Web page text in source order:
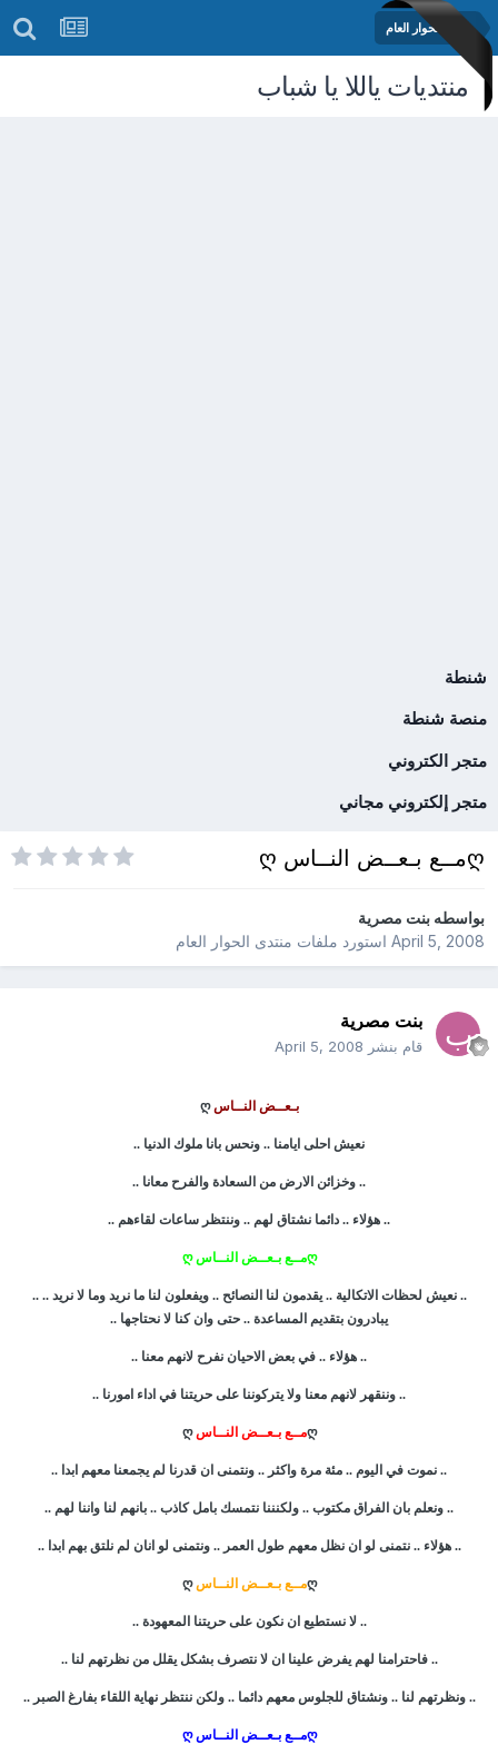
منتدى الحوار العام
منتديات ياللا يا شباب
شنطة
منصة شنطة
متجر الكتروني
متجر إلكتروني مجاني
ღمــع بـعــض النــاس ღ
بواسطهبنت مصرية
April 5, 2008استورد ملفات منتدى الحوار العام
بنت مصرية
قام بنشر April 5, 2008
بـعــض النــاسღ
نعيش احلى ايامنا .. ونحس بانا ملوك الدنيا ..
.. وخزائن الارض من السعادة والفرح معانا ..
.. هؤلاء .. دائما نشتاق لهم .. وننتظر ساعات لقاءهم ..
ღمــع بـعــض النــاس ღ
.. نعيش لحظات الاتكالية .. يقدمون لنا النصائح .. ويفعلون لنا ما نريد وما لا نريد .. ..
يبادرون بتقديم المساعدة .. حتى وان كنا لا نحتاجها ..
.. هؤلاء .. في بعض الاحيان نفرح لانهم معنا ..
.. وننقهر لانهم معنا ولا يتركوننا على حريتنا في اداء امورنا ..
ღمــع بـعــض النــاس ღ
.. نموت في اليوم .. مئة مرة واكثر .. ونتمنى ان قدرنا لم يجمعنا معهم ابدا ..
.. ونعلم بان الفراق مكتوب .. ولكنننا نتمسك بامل كاذب .. بانهم لنا واننا لهم ..
.. هؤلاء .. نتمنى لو ان نظل معهم طول العمر .. ونتمنى لو انان لم نلتق بهم ابدا ..
ღمــع بـعــض النــاس ღ
.. لا نستطيع ان نكون على حريتنا المعهودة ..
.. فاحترامنا لهم يفرض علينا ان لا نتصرف بشكل يقلل من نظرتهم لنا ..
.. ونظرتهم لنا .. ونشتاق للجلوس معهم دائما .. ولكن ننتظر نهاية اللقاء بفارغ الصبر ..
ღمــع بـعــض النــاس ღ